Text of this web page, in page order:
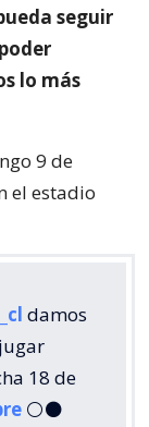
seguir
lo más
9 de
el estadio
damos
jugar
18 de
⚪⚫